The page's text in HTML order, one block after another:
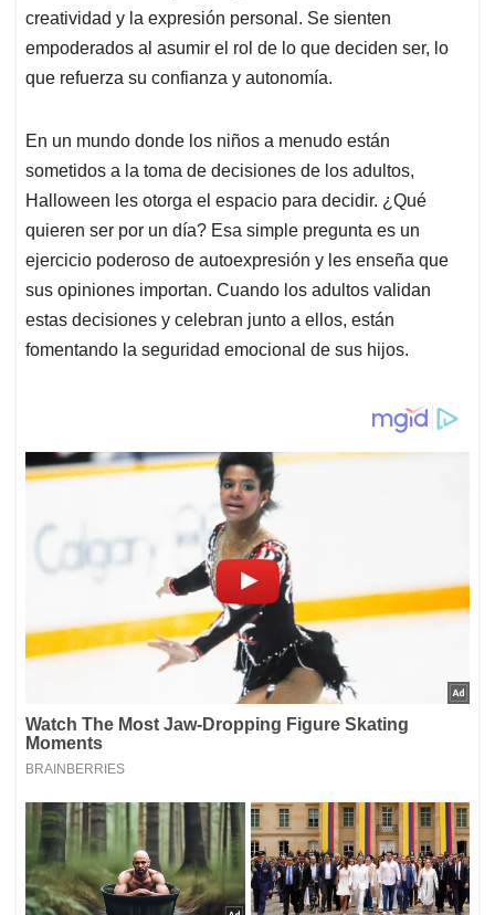
creatividad y la expresión personal. Se sienten
empoderados al asumir el rol de lo que deciden ser, lo
que refuerza su confianza y autonomía.
En un mundo donde los niños a menudo están
sometidos a la toma de decisiones de los adultos,
Halloween les otorga el espacio para decidir. ¿Qué
quieren ser por un día? Esa simple pregunta es un
ejercicio poderoso de autoexpresión y les enseña que
sus opiniones importan. Cuando los adultos validan
estas decisiones y celebran junto a ellos, están
fomentando la seguridad emocional de sus hijos.